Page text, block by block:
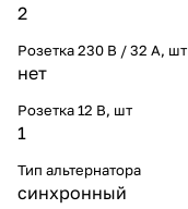
2
Розетка 230 В / 32 А, шт
нет
Розетка 12 В, шт
1
Тип альтернатора
синхронный